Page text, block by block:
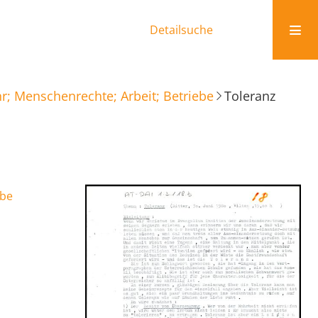
Detailsuche
Menschenrechte; Arbeit; Betriebe Toleranz